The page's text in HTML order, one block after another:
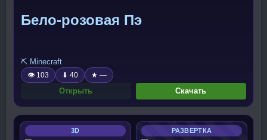
Бело-розовая Пэ
⛏️ Minecraft
👁 103 ⬇ 40 ★ —
Открыть Скачать
3D РАЗВЕРТКА